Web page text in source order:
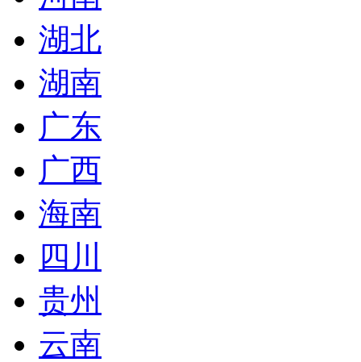
湖北
湖南
广东
广西
海南
四川
贵州
云南